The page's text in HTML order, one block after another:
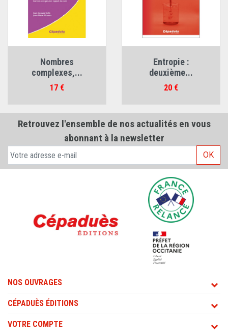
Nombres
complexes,...
Prix
17 €
Entropie :
deuxième...
Prix
20 €
Retrouvez l'ensemble de nos actualités en vous
abonnant à la newsletter
OK
NOS OUVRAGES
CÉPADUÈS ÉDITIONS
VOTRE COMPTE